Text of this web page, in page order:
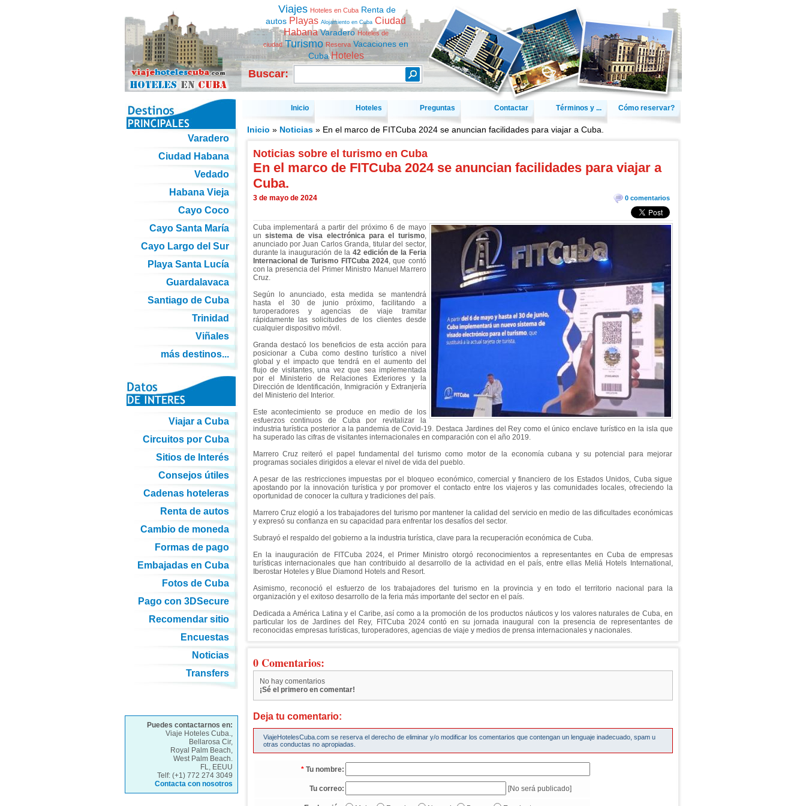
Viajes Hoteles en Cuba Renta de
autos Playas Alojamiento en Cuba Ciudad
Habana Varadero Hoteles de
ciudad Turismo Reserva Vacaciones en
Cuba Hoteles
Buscar:
Inicio Hoteles Preguntas Contactar Términos y ... Cómo reservar?
Inicio » Noticias» En el marco de FITCuba 2024 se anuncian facilidades para viajar a Cuba.
Noticias sobre el turismo en Cuba
En el marco de FITCuba 2024 se anuncian facilidades para viajar a
Cuba.
0 comentarios
3 de mayo de 2024
Cuba implementará a partir del próximo 6 de mayo
un sistema de visa electrónica para el turismo,
anunciado por Juan Carlos Granda, titular del sector,
durante la inauguración de la 42 edición de la Feria
Internacional de Turismo FITCuba 2024, que contó
con la presencia del Primer Ministro Manuel Marrero
Cruz.
Según lo anunciado, esta medida se mantendrá
hasta el 30 de junio próximo, facilitando a
turoperadores y agencias de viaje tramitar
rápidamente las solicitudes de los clientes desde
cualquier dispositivo móvil.
Granda destacó los beneficios de esta acción para
posicionar a Cuba como destino turístico a nivel
global y el impacto que tendrá en el aumento del
flujo de visitantes, una vez que sea implementada
por el Ministerio de Relaciones Exteriores y la
Dirección de Identificación, Inmigración y Extranjería
del Ministerio del Interior.
Este acontecimiento se produce en medio de los
esfuerzos continuos de Cuba por revitalizar la
industria turística posterior a la pandemia de Covid-19. Destaca Jardines del Rey como el único enclave turístico en la isla que
ha superado las cifras de visitantes internacionales en comparación con el año 2019.
Marrero Cruz reiteró el papel fundamental del turismo como motor de la economía cubana y su potencial para mejorar
programas sociales dirigidos a elevar el nivel de vida del pueblo.
A pesar de las restricciones impuestas por el bloqueo económico, comercial y financiero de los Estados Unidos, Cuba sigue
apostando por la innovación turística y por promover el contacto entre los viajeros y las comunidades locales, ofreciendo la
oportunidad de conocer la cultura y tradiciones del país.
Marrero Cruz elogió a los trabajadores del turismo por mantener la calidad del servicio en medio de las dificultades económicas
y expresó su confianza en su capacidad para enfrentar los desafíos del sector.
Subrayó el respaldo del gobierno a la industria turística, clave para la recuperación económica de Cuba.
En la inauguración de FITCuba 2024, el Primer Ministro otorgó reconocimientos a representantes en Cuba de empresas
turísticas internacionales que han contribuido al desarrollo de la actividad en el país, entre ellas Meliá Hotels International,
Iberostar Hoteles y Blue Diamond Hotels and Resort.
Asimismo, reconoció el esfuerzo de los trabajadores del turismo en la provincia y en todo el territorio nacional para la
organización y el exitoso desarrollo de la feria más importante del sector en el país.
Dedicada a América Latina y el Caribe, así como a la promoción de los productos náuticos y los valores naturales de Cuba, en
particular los de Jardines del Rey, FITCuba 2024 contó en su jornada inaugural con la presencia de representantes de
reconocidas empresas turísticas, turoperadores, agencias de viaje y medios de prensa internacionales y nacionales.
0 Comentarios:
No hay comentarios
¡Sé el primero en comentar!
Deja tu comentario:
ViajeHotelesCuba.com se reserva el derecho de eliminar y/o modificar los comentarios que contengan un lenguaje inadecuado, spam u
otras conductas no apropiadas.
* Tu nombre:
Tu correo: [No será publicado]
Varadero
Ciudad Habana
Vedado
Habana Vieja
Cayo Coco
Cayo Santa María
Cayo Largo del Sur
Playa Santa Lucía
Guardalavaca
Santiago de Cuba
Trinidad
Viñales
más destinos...
Viajar a Cuba
Circuitos por Cuba
Sitios de Interés
Consejos útiles
Cadenas hoteleras
Renta de autos
Cambio de moneda
Formas de pago
Embajadas en Cuba
Fotos de Cuba
Pago con 3DSecure
Recomendar sitio
Encuestas
Noticias
Transfers
Puedes contactarnos en:
Viaje Hoteles Cuba.,
Bellarosa Cir,
Royal Palm Beach,
West Palm Beach.
FL, EEUU
Telf: (+1) 772 274 3049
Contacta con nosotros